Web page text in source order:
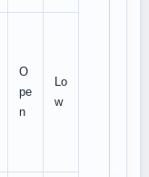
O
pe
n
Lo
w